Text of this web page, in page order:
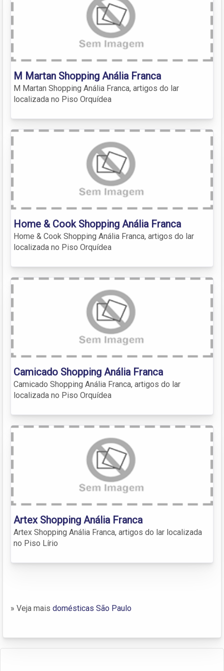
M Martan Shopping Anália Franca
M Martan Shopping Anália Franca, artigos do lar
localizada no Piso Orquídea
Home & Cook Shopping Anália Franca
Home & Cook Shopping Anália Franca, artigos do lar
localizada no Piso Orquídea
Camicado Shopping Anália Franca
Camicado Shopping Anália Franca, artigos do lar
localizada no Piso Orquídea
Artex Shopping Anália Franca
Artex Shopping Anália Franca, artigos do lar localizada
no Piso Lírio
» Veja mais domésticas São Paulo